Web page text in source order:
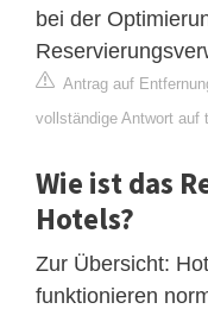
bei der
Antrag auf
vollständige Antwort auf
Wie ist das
Hotels?
Zur Übersicht:
funktionieren